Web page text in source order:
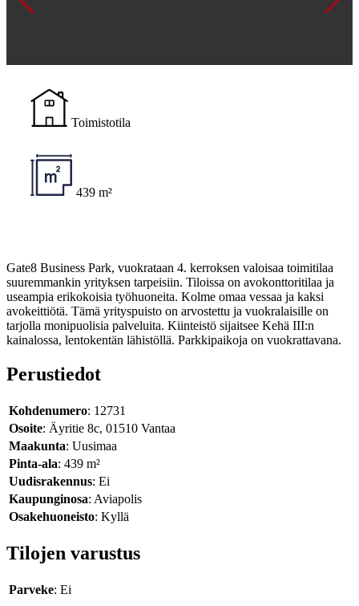
Toimistotila
439 m²
Gate8 Business Park, vuokrataan 4. kerroksen valoisaa toimitilaa
suuremmankin yrityksen tarpeisiin. Tiloissa on avokonttoritilaa ja
useampia erikokoisia työhuoneita. Kolme omaa vessaa ja kaksi
avokeittiötä. Tämä yrityspuisto on arvostettu ja vuokralaisille on
tarjolla monipuolisia palveluita. Kiinteistö sijaitsee Kehä III:n
kainalossa, lentokentän lähistöllä. Parkkipaikoja on vuokrattavana.
Perustiedot
Kohdenumero: 12731
Osoite: Äyritie 8c, 01510 Vantaa
Maakunta: Uusimaa
Pinta-ala: 439 m²
Uudisrakennus: Ei
Kaupunginosa: Aviapolis
Osakehuoneisto: Kyllä
Tilojen varustus
Parveke: Ei